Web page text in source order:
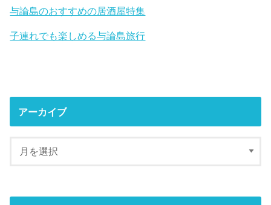
与論島のおすすめの居酒屋特集
子連れでも楽しめる与論島旅行
アーカイブ